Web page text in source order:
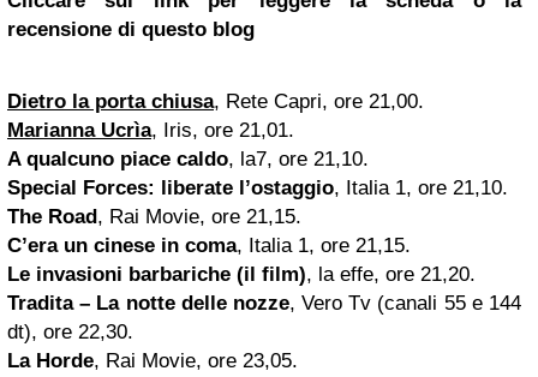
recensione di questo blog
Dietro la porta chiusa, Rete Capri, ore 21,00.
Marianna Ucrìa, Iris, ore 21,01.
A qualcuno piace caldo, la7, ore 21,10.
Special Forces: liberate l’ostaggio, Italia 1, ore 21,10.
The Road, Rai Movie, ore 21,15.
C’era un cinese in coma, Italia 1, ore 21,15.
Le invasioni barbariche (il film), la effe, ore 21,20.
Tradita – La notte delle nozze, Vero Tv (canali 55 e 144
dt), ore 22,30.
La Horde, Rai Movie, ore 23,05.